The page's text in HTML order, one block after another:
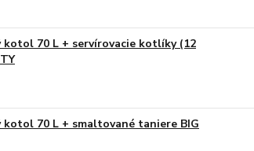
kotol 70 L + servírovacie kotlíky (12
kotol 70 L + smaltované taniere BIG